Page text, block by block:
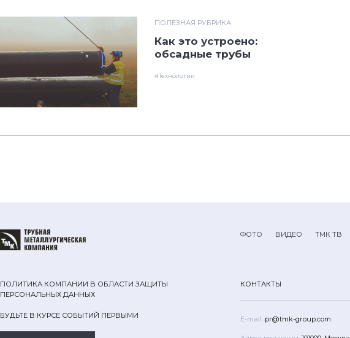
ПОЛЕЗНАЯ РУБРИКА
Как это устроено:
обсадные трубы
#Технологии
ФОТО ВИДЕО ТМК ТВ
ПОЛИТИКА КОМПАНИИ В ОБЛАСТИ ЗАЩИТЫ
ПЕРСОНАЛЬНЫХ ДАННЫХ
БУДЬТЕ В КУРСЕ СОБЫТИЙ ПЕРВЫМИ
КОНТАКТЫ
E-mail: pr@tmk-group.com